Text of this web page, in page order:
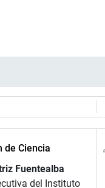
de Ciencia
Fuentealba
del Instituto